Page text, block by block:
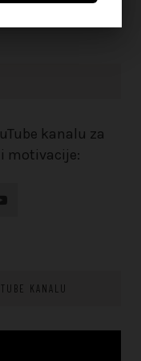
kanalu za
motivacije:
KANALU